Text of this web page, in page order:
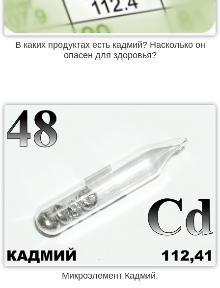
В каких продуктах есть кадмий? Насколько он
опасен для здоровья?
Микроэлемент Кадмий.